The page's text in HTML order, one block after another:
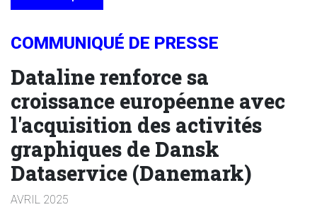
COMMUNIQUÉ DE PRESSE
Dataline renforce sa
croissance européenne avec
l'acquisition des activités
graphiques de Dansk
Dataservice (Danemark)
AVRIL 2025